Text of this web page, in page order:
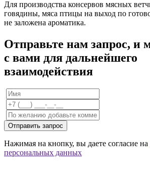
Для производства консервов мясных
говядины, мяса птицы на выход по
не заложена ароматика.
Отправьте нам запрос, и
с вами для дальнейшего
взаимодействия
Отправить запрос
Нажимая на кнопку, вы даете согласие на
персональных данных